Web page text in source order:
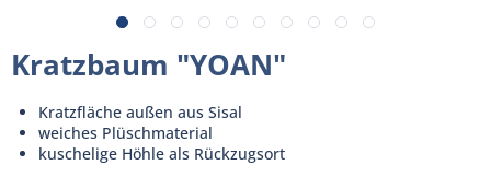
Kratzbaum "YOAN"
Kratzfläche außen aus Sisal
weiches Plüschmaterial
kuschelige Höhle als Rückzugsort